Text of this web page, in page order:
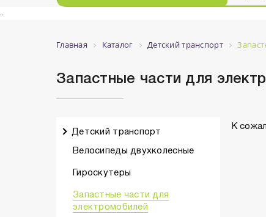
..
Главная Каталог Детский транспорт
Запастные части для
Детский транспорт
Велосипеды двухколесные
Гироскутеры
Запастные части для
электромобилей
К